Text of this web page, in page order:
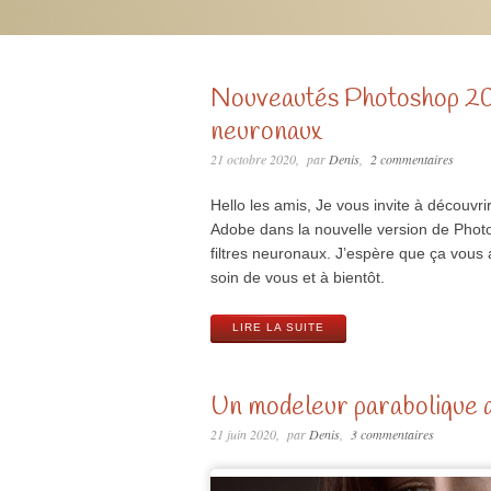
Nouveautés Photoshop
neuronaux
21 octobre 2020 par Denis 2 commentaires
Hello les amis, Je vous invite à
Adobe dans la nouvelle version de
filtres neuronaux. J’espère que ça
soin de vous et à bientôt.
LIRE LA SUITE
Un modeleur parabolique
21 juin 2020 parDenis 3 commentaires